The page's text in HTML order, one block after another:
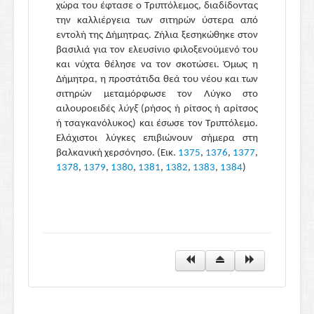
χώρα του έφτασε ο Τριπτόλεμος, διαδίδοντας
την καλλιέργεια των σιτηρών ύστερα από
εντολή της Δήμητρας. Ζήλια ξεσηκώθηκε στον
βασιλιά για τον ελευσίνιο φιλοξενούμενό του
και νύχτα θέλησε να τον σκοτώσει. Όμως η
Δήμητρα, η προστάτιδα θεά του νέου και των
σιτηρών μεταμόρφωσε τον Λύγκο στο
αιλουροειδές λύγξ(ρήσος ή ρίτσος ή αρίτσος
ή τσαγκανόλυκος) και έσωσε τον Τριπτόλεμο.
Ελάχιστοι λύγκες επιβιώνουν σήμερα στη
βαλκανική χερσόνησο. (Εικ. 1375, 1376, 1377,
1378, 1379, 1380, 1381, 1382, 1383, 1384)